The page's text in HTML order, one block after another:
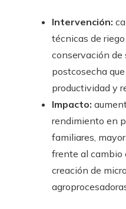
Intervención:
técnicas de
conservación de
postcosecha
productividad y
Impacto:
rendimiento en
familiares,
frente al cambio
creación de